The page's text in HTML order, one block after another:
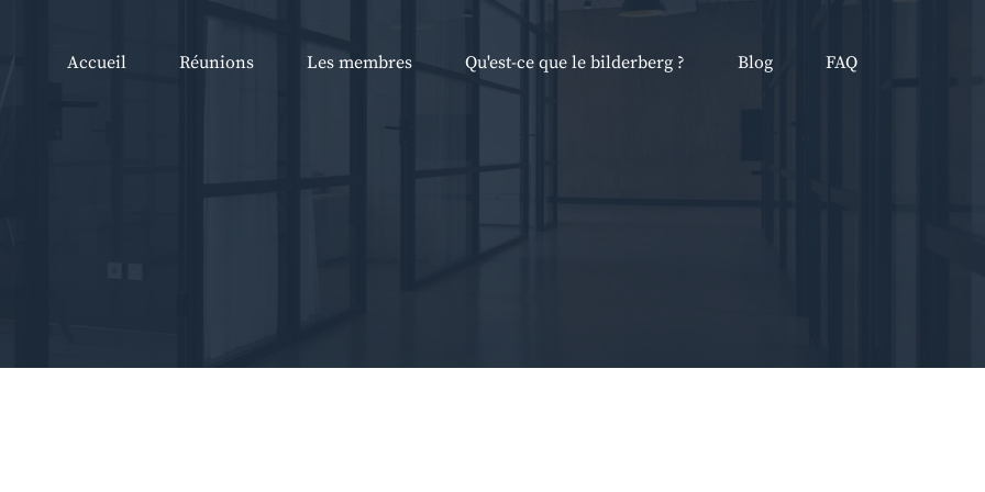
Accueil Réunions Les membres Qu'est-ce que le bilderberg ? Blog FAQ